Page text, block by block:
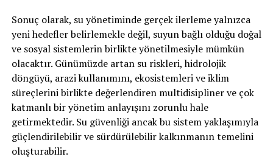
Sonuç olarak, su yönetiminde gerçek ilerleme yalnızca
yeni hedefler belirlemekle değil, suyun bağlı olduğu doğal
ve sosyal sistemlerin birlikte yönetilmesiyle mümkün
olacaktır. Günümüzde artan su riskleri, hidrolojik
döngüyü, arazi kullanımını, ekosistemleri ve iklim
süreçlerini birlikte değerlendiren multidisipliner ve çok
katmanlı bir yönetim anlayışını zorunlu hale
getirmektedir. Su güvenliği ancak bu sistem yaklaşımıyla
güçlendirilebilir ve sürdürülebilir kalkınmanın temelini
oluşturabilir.